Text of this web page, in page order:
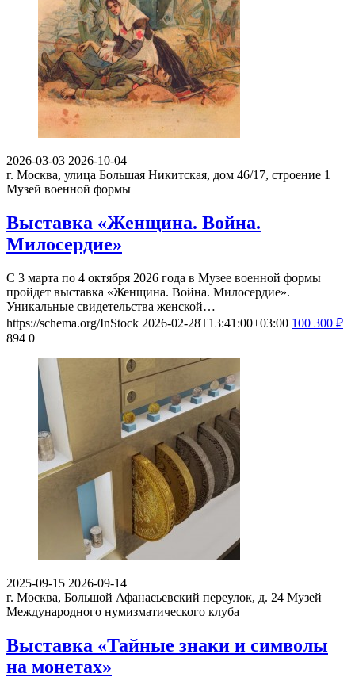
2026-03-03 2026-10-04
г. Москва, улица Большая Никитская, дом 46/17, строение 1
Музей военной формы
Выставка «Женщина. Война.
Милосердие»
С 3 марта по 4 октября 2026 года в Музее военной формы
пройдет выставка «Женщина. Война. Милосердие».
Уникальные свидетельства женской…
https://schema.org/InStock 2026-02-28T13:41:00+03:00 100 300 ₽
894 0
2025-09-15 2026-09-14
г. Москва, Большой Афанасьевский переулок, д. 24 Музей
Международного нумизматического клуба
Выставка «Тайные знаки и символы
на монетах»